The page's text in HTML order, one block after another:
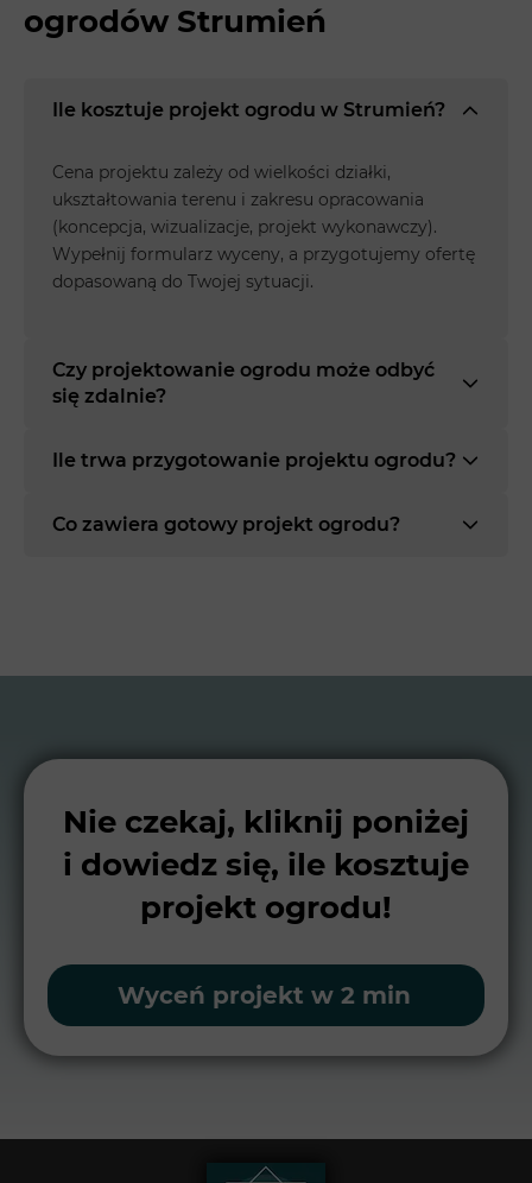
ogrodów Strumień
Ile kosztuje projekt ogrodu w Strumień?
Cena projektu zależy od wielkości działki,
ukształtowania terenu i zakresu opracowania
(koncepcja, wizualizacje, projekt wykonawczy).
Wypełnij formularz wyceny, a przygotujemy ofertę
dopasowaną do Twojej sytuacji.
Czy projektowanie ogrodu może odbyć
się zdalnie?
Ile trwa przygotowanie projektu ogrodu?
Co zawiera gotowy projekt ogrodu?
Nie czekaj, kliknij poniżej
i dowiedz się, ile kosztuje
projekt ogrodu!
Wyceń projekt w 2 min